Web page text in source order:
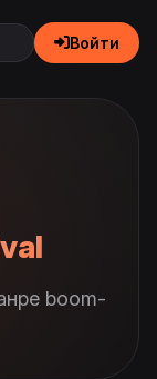
Войти
boom-